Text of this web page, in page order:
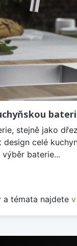
stejně jako
design celé
baterie...
a témata najdete